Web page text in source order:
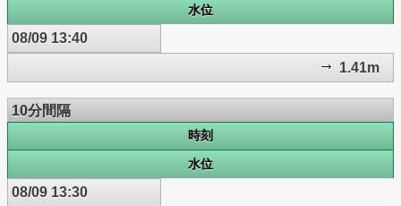
水位
08/09 13:40
1.41m
10分間隔
時刻
水位
08/09 13:30